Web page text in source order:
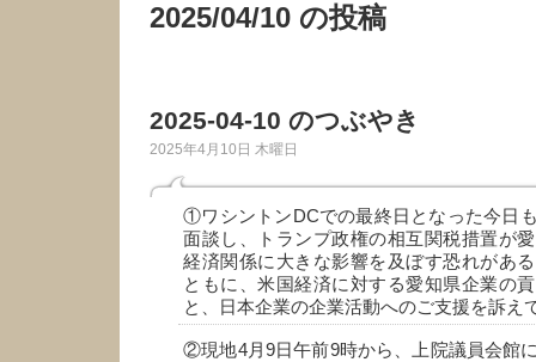
2025/04/10 の投稿
2025-04-10 のつぶやき
2025年4月10日 木曜日
①ワシントンDCでの最終日となった今日
面談し、トランプ政権の相互関税措置が
経済関係に大きな影響を及ぼす恐れがあ
ともに、米国経済に対する愛知県企業の
と、日本企業の企業活動へのご支援を訴え
②現地4月9日午前9時から、上院議員会館